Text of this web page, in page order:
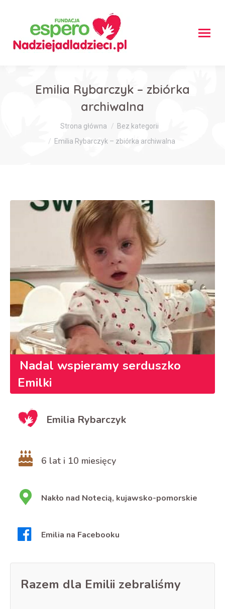
Emilia Rybarczyk – zbiórka
archiwalna
Strona główna
Bez kategorii
Emilia Rybarczyk – zbiórka archiwalna
Nadal wspieramy serduszko
Emilki
Emilia Rybarczyk
6 lat i 10 miesięcy
Nakło nad Notecią, kujawsko-pomorskie
Emilia na Facebooku
Razem dla Emilii zebraliśmy